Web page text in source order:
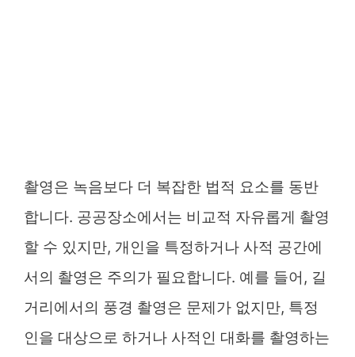
촬영은 녹음보다 더 복잡한 법적 요소를 동반
합니다. 공공장소에서는 비교적 자유롭게 촬영
할 수 있지만, 개인을 특정하거나 사적 공간에
서의 촬영은 주의가 필요합니다. 예를 들어, 길
거리에서의 풍경 촬영은 문제가 없지만, 특정
인을 대상으로 하거나 사적인 대화를 촬영하는